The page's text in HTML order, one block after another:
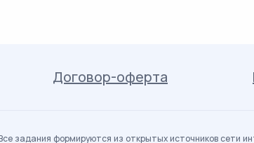
Договор-оферта
задания формируются из открытых источников сети